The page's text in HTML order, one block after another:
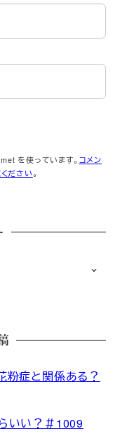
を使っています。 コメン
ださい。
粉症と関係ある？
いい？＃1009